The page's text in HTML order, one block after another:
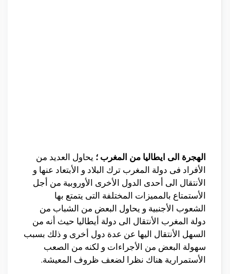
الهجرة الى ايطاليا من المغرب ؛ يحاول العديد من
الأفراد فى دولة المغرب ترك البلاد و الأبتعاد عنها و
الأنتقال الى أحدى الدول الأخرى الأوروبية من أجل
الأستمتاع بالمميزات المختلفة التى يتمتع بها
الشعوب الأجنبية و يحاول البعض من الشباب من
دولة المغرب الأنتقال الى دولة أيطاليا حيث أنه من
السهل الأنتقال اليها عن عدة دول أخرى و ذلك بسبب
سهولة البعض من الأجراءات و لكنه من الصعب
الأستمرارية هناك نظرا لضعف ظروف المعيشة.